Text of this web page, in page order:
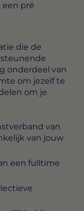
een pré
die de
onderdeel van
om jezelf te
om je
van
van jouw
een fulltime